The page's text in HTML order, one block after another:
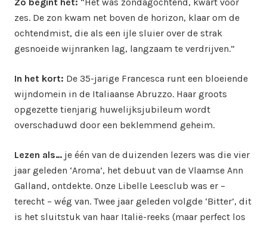
Zo begint het: “Het was zondagochtend, kwart voor
zes. De zon kwam net boven de horizon, klaar om de
ochtendmist, die als een ijle sluier over de strak
gesnoeide wijnranken lag, langzaam te verdrijven.”
In het kort: De 35-jarige Francesca runt een bloeiende
wijndomein in de Italiaanse Abruzzo. Haar groots
opgezette tienjarig huwelijksjubileum wordt
overschaduwd door een beklemmend geheim.
Lezen als… je één van de duizenden lezers was die vier
jaar geleden ‘Aroma’, het debuut van de Vlaamse Ann
Galland, ontdekte. Onze Libelle Leesclub was er –
terecht – wég van. Twee jaar geleden volgde ‘Bitter’, dit
is het sluitstuk van haar Italië-reeks (maar perfect los